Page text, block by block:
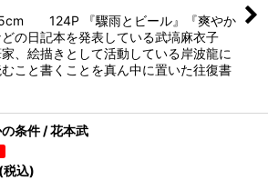
124P 『驟雨とビール』『爽やか
の日記本を発表している武塙麻衣子
、絵描きとして活動している岸波龍に
こと書くことを真ん中に置いた往復書
条件 / 花本武
(税込)